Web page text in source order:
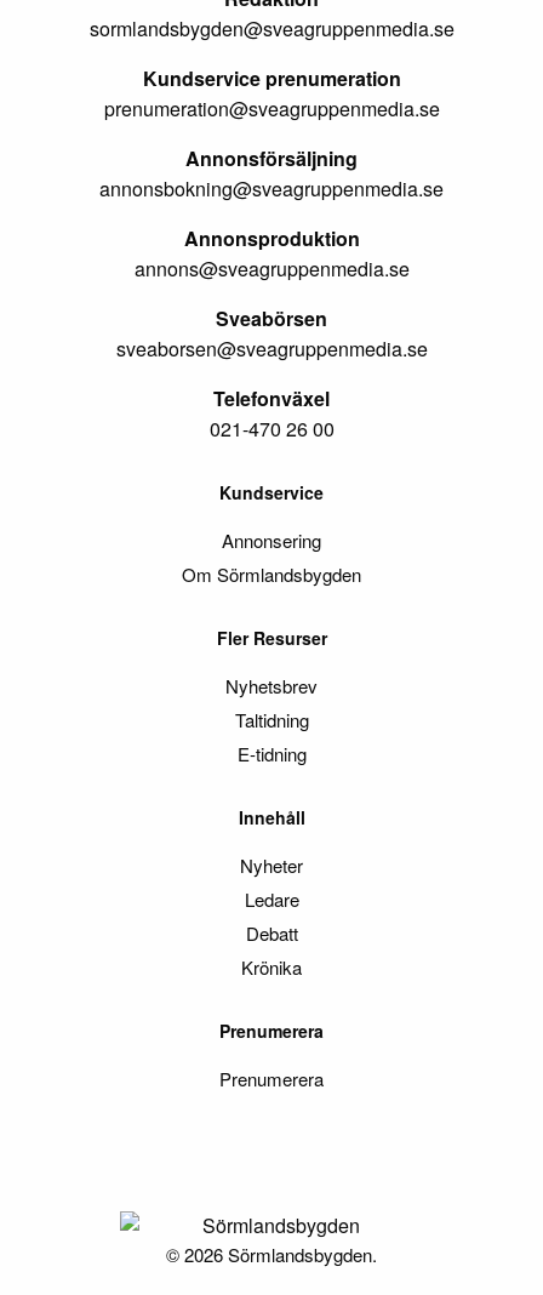
sormlandsbygden@sveagruppenmedia.se
Kundservice prenumeration
prenumeration@sveagruppenmedia.se
Annonsförsäljning
annonsbokning@sveagruppenmedia.se
Annonsproduktion
annons@sveagruppenmedia.se
Sveabörsen
sveaborsen@sveagruppenmedia.se
Telefonväxel
021-470 26 00
Kundservice
Annonsering
Om Sörmlandsbygden
Fler Resurser
Nyhetsbrev
Taltidning
E-tidning
Innehåll
Nyheter
Ledare
Debatt
Krönika
Prenumerera
Prenumerera
© 2026 Sörmlandsbygden.